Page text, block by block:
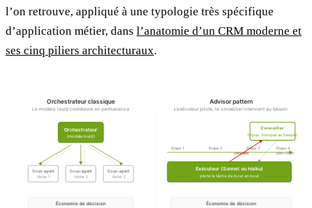
l’on retrouve, appliqué à une typologie très spécifique
d’application métier, dans l’anatomie d’un CRM moderne et
ses cinq piliers architecturaux.
Orchestrateur classique
Le modèle lourd coordonne en permanence
Advisor pattern
L'exécuteur pilote, le conseiller intervient au besoin
Orchestrateur
(modèle lourd)
Sous-agent
tâche 1
Sous-agent
tâche 2
Sous-agent
tâche 3
Économie de décision
Conseiller
(Opus, invoqué au besoin)
Exécuteur (Sonnet ou Haiku)
pilote la tâche de bout en bout
Étape 1 Étape 2 Étape 3 Étape 4
consulte plan court
Économie de décision